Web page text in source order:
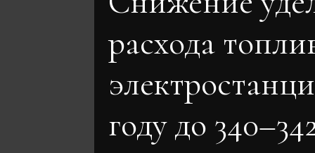
расхода
году до